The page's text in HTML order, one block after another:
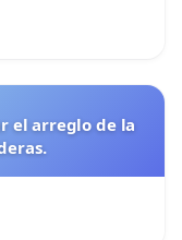
el arreglo de la